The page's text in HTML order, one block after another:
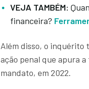
VEJA TAMBÉM:
financeira?
Além disso, o inquérito
ação penal que apura
mandato, em 2022.